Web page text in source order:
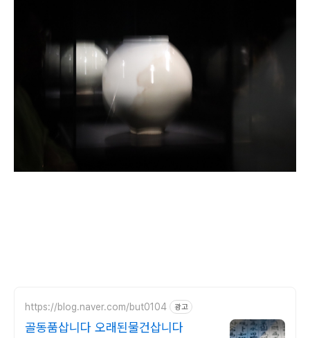
https://blog.naver.com/but0104 광고
골동품삽니다 오래된물건삽니다